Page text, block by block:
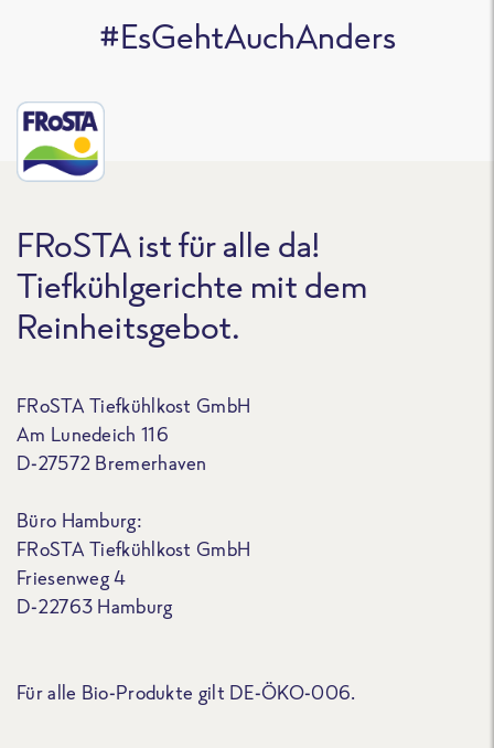
#EsGehtAuchAnders
FRoSTA ist für alle da!
Tiefkühlgerichte mit dem
Reinheitsgebot.
FRoSTA Tiefkühlkost GmbH
Am Lunedeich 116
D-27572 Bremerhaven
Büro Hamburg:
FRoSTA Tiefkühlkost GmbH
Friesenweg 4
D-22763 Hamburg
Für alle Bio-Produkte gilt DE-ÖKO-006.